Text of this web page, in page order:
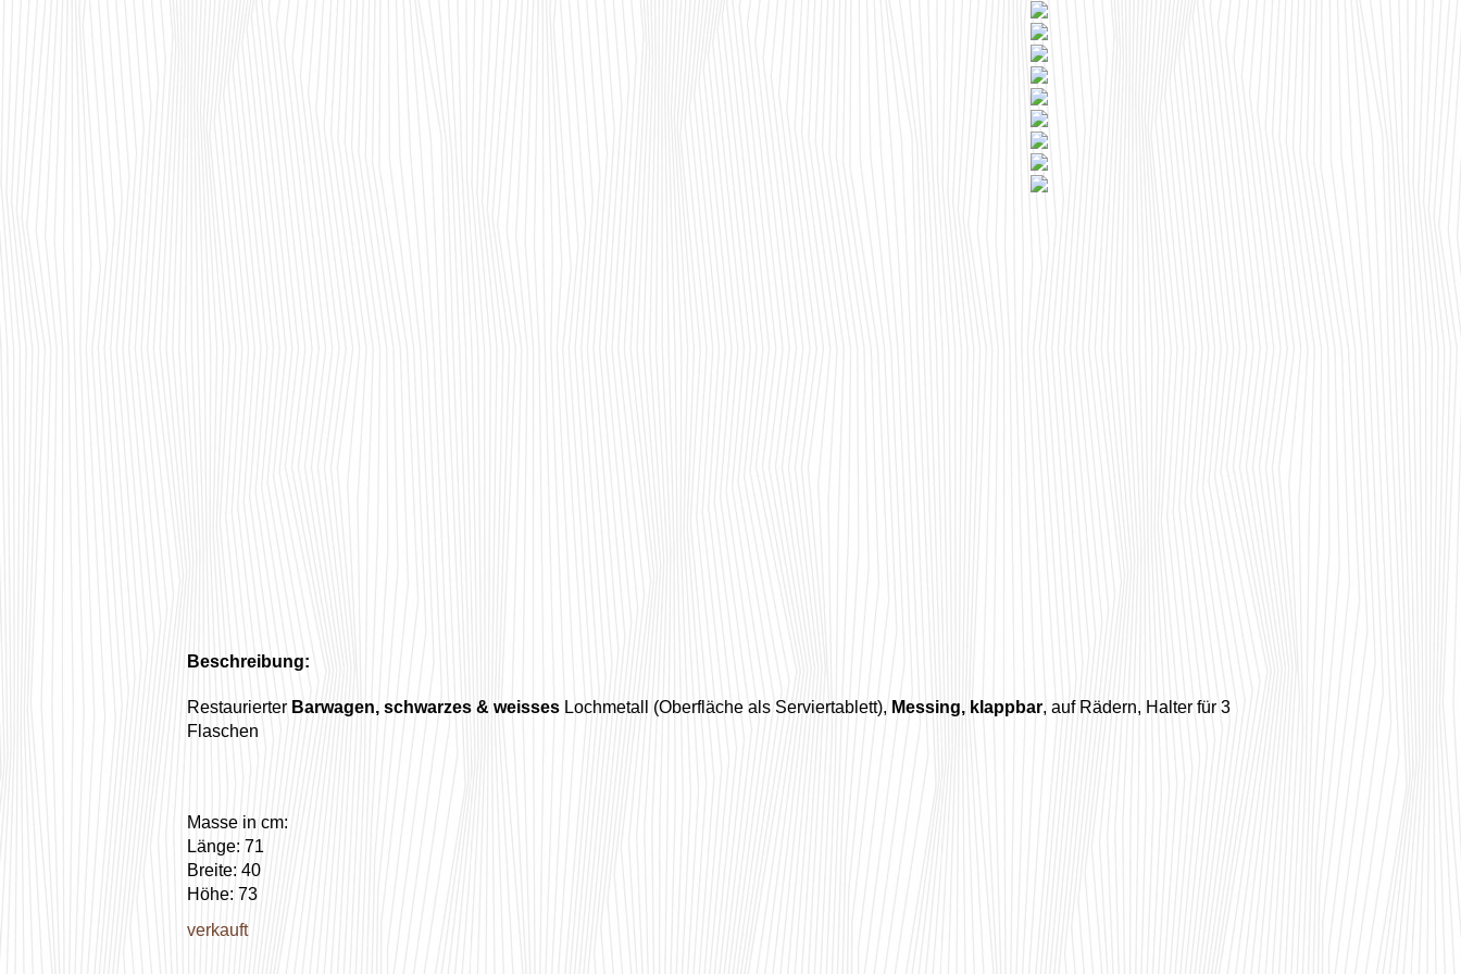
Beschreibung:
Restaurierter Barwagen, schwarzes & weisses Lochmetall (Oberfläche als Serviertablett), Messing, klappbar, auf Rädern, Halter für 3
Flaschen
Masse in cm:
Länge: 71
Breite: 40
Höhe: 73
verkauft